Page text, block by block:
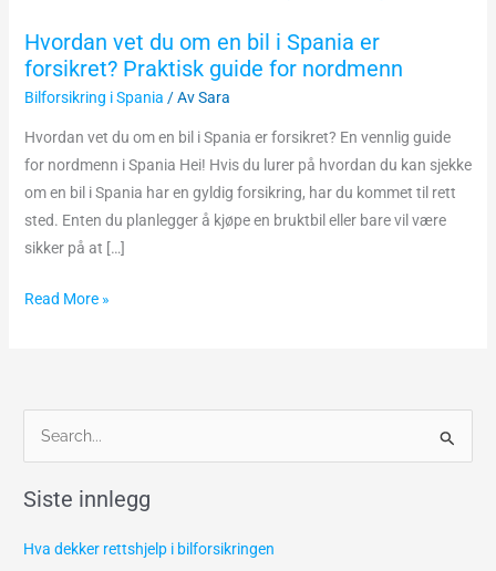
Hvordan vet du om en bil i Spania er
forsikret? Praktisk guide for nordmenn
Bilforsikring i Spania / Av Sara
Hvordan vet du om en bil i Spania er forsikret? En vennlig guide
for nordmenn i Spania Hei! Hvis du lurer på hvordan du kan sjekke
om en bil i Spania har en gyldig forsikring, har du kommet til rett
sted. Enten du planlegger å kjøpe en bruktbil eller bare vil være
sikker på at […]
du
om
en
bil
i
forsikret?
guide
Read More »
k
t
Siste innlegg
Hva dekker rettshjelp i bilforsikringen